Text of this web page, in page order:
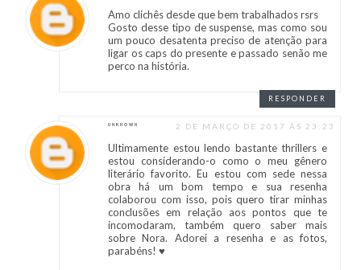
Amo clichês desde que bem trabalhados rsrs
Gosto desse tipo de suspense, mas como sou
um pouco desatenta preciso de atenção para
ligar os caps do presente e passado senão me
perco na história.
RESPONDER
UNKNOWN 2 DE MARÇO DE 2017 ÀS 23:23
Ultimamente estou lendo bastante thrillers e
estou considerando-o como o meu gênero
literário favorito. Eu estou com sede nessa
obra há um bom tempo e sua resenha
colaborou com isso, pois quero tirar minhas
conclusões em relação aos pontos que te
incomodaram, também quero saber mais
sobre Nora. Adorei a resenha e as fotos,
parabéns! ♥